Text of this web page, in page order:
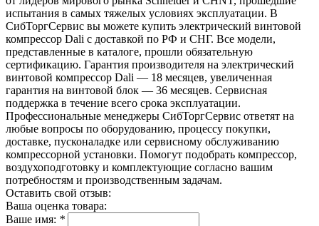
испытания в самых тяжелых условиях эксплуатации. В
СибТоргСервис вы можете купить электрический винтовой
компрессор Dali с доставкой по РФ и СНГ. Все модели,
представленные в каталоге, прошли обязательную
сертификацию. Гарантия производителя на электрический
винтовой компрессор Dali — 18 месяцев, увеличенная
гарантия на винтовой блок — 36 месяцев. Сервисная
поддержка в течение всего срока эксплуатации.
Профессиональные менеджеры СибТоргСервис ответят на
любые вопросы по оборудованию, процессу покупки,
доставке, пусконаладке или сервисному обслуживанию
компрессорной установки. Помогут подобрать компрессор,
воздухоподготовку и комплектующие согласно вашим
потребностям и производственным задачам.
Оставить свой отзыв:
Ваша оценка товара:
Ваше имя: *